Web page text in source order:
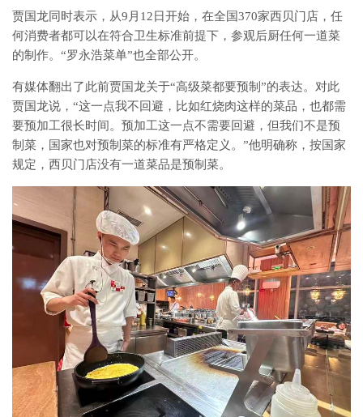
贾国龙同时表示，从9月12日开始，在全国370家西贝门店，任
何消费者都可以在符合卫生标准前提下，参观后厨任何一道菜
的制作。“罗永浩菜单”也全部公开。
有媒体翻出了此前贾国龙关于“高级菜都要预制”的表达。对此
贾国龙说，“这一点我不回避，比如红烧肉这样的菜品，也都需
要预加工很长时间。预加工这一点不需要回避，但我们不是预
制菜，国家也对预制菜的标准有严格定义。”他明确称，按国家
规定，西贝门店没有一道菜品是预制菜。